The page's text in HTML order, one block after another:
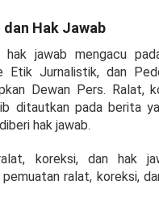
dan Hak Jawab
jawab mengacu
Etik Jurnalistik, dan
Dewan Pers. Ralat,
ditautkan pada berita
hak jawab.
koreksi, dan hak
ralat, koreksi,